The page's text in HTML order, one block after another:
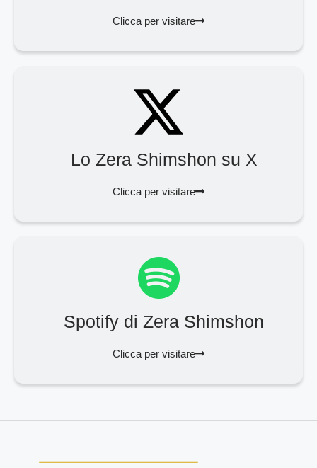
Clicca per visitare
Lo Zera Shimshon su X
Clicca per visitare
Spotify di Zera Shimshon
Clicca per visitare